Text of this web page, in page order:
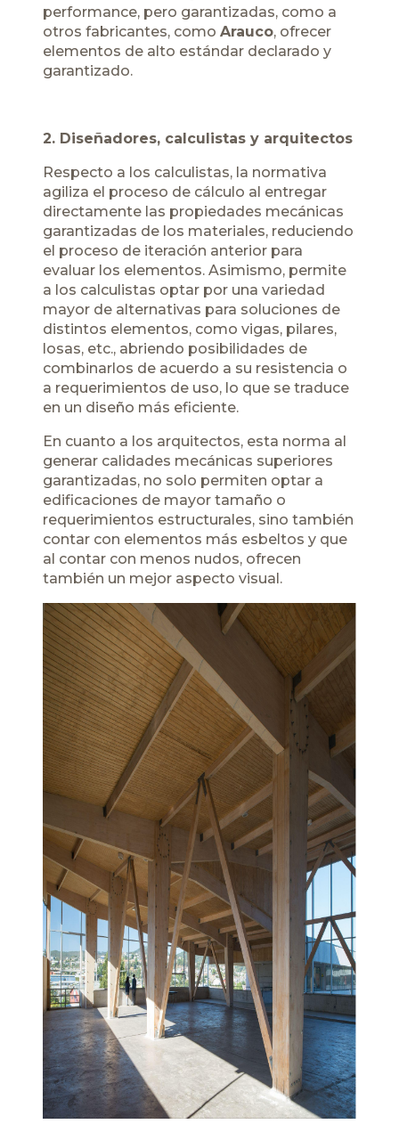
performance, pero garantizadas, como a
otros fabricantes, como Arauco, ofrecer
elementos de alto estándar declarado y
garantizado.
2. Diseñadores, calculistas y arquitectos
Respecto a los calculistas, la normativa
agiliza el proceso de cálculo al entregar
directamente las propiedades mecánicas
garantizadas de los materiales, reduciendo
el proceso de iteración anterior para
evaluar los elementos. Asimismo, permite
a los calculistas optar por una variedad
mayor de alternativas para soluciones de
distintos elementos, como vigas, pilares,
losas, etc., abriendo posibilidades de
combinarlos de acuerdo a su resistencia o
a requerimientos de uso, lo que se traduce
en un diseño más eficiente.
En cuanto a los arquitectos, esta norma al
generar calidades mecánicas superiores
garantizadas, no solo permiten optar a
edificaciones de mayor tamaño o
requerimientos estructurales, sino también
contar con elementos más esbeltos y que
al contar con menos nudos, ofrecen
también un mejor aspecto visual.